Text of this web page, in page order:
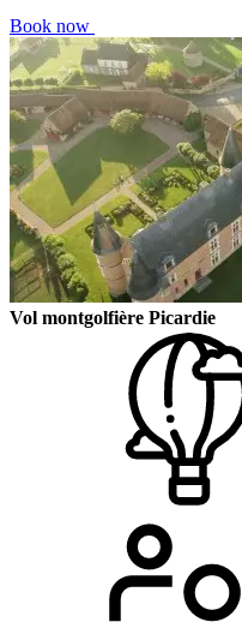
Book now
Vol montgolfière Picardie